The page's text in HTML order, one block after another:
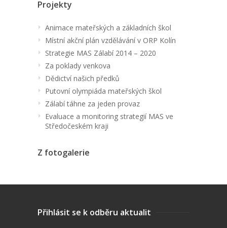
Projekty
Animace mateřských a základních škol
Místní akční plán vzdělávání v ORP Kolín
Strategie MAS Zálabí 2014 – 2020
Za poklady venkova
Dědictví našich předků
Putovní olympiáda mateřských škol
Zálabí táhne za jeden provaz
Evaluace a monitoring strategií MAS ve
Středočeském kraji
Z fotogalerie
Přihlásit se k odběru aktualit